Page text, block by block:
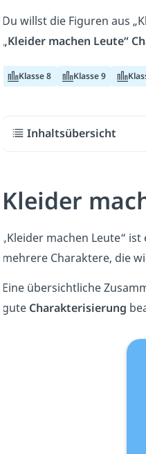
Du willst die Figuren aus
„Kleider machen Leute“
Klasse 8 Klasse 9
Inhaltsübersicht
Kleider
„Kleider machen Leute“ ist
mehrere Charaktere, die
Eine übersichtliche
gute Charakterisierung